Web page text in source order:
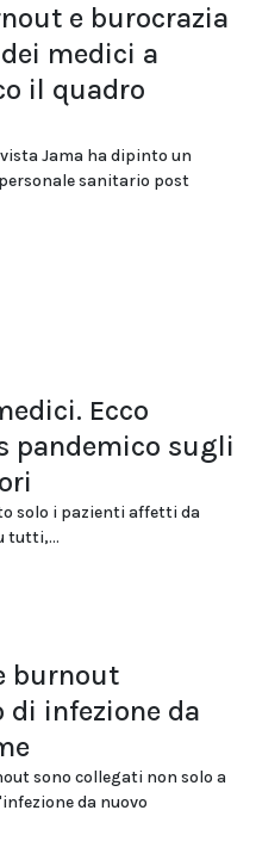
e burocrazia
medici a
il quadro
Jama ha dipinto un
sanitario post
Ecco
pandemico sugli
solo i pazienti affetti da
tutti,...
burnout
infezione da
sono collegati non solo a
da nuovo